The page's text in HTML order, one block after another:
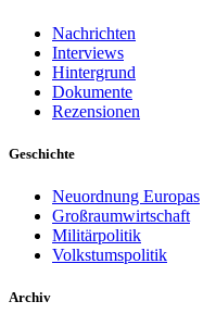
Nachrichten
Interviews
Hintergrund
Dokumente
Rezensionen
Geschichte
Neuordnung Europas
Großraumwirtschaft
Militärpolitik
Volkstumspolitik
Archiv